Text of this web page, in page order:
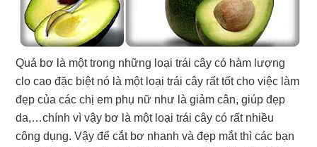
Quả bơ là một trong những loại trái cây có hàm lượng
clo cao đặc biệt nó là một loại trái cây rất tốt cho việc làm
đẹp của các chị em phụ nữ như là giảm cân, giúp đẹp
da,…chính vì vậy bơ là một loại trái cây có rất nhiều
công dụng. Vậy để cắt bơ nhanh và đẹp mắt thì các bạn